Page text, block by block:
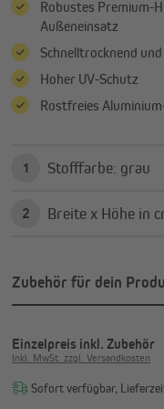
Robustes Premium-
Außeneinsatz
Schnelltrocknend
Hoher UV-Schutz
Rostfreies
1 Stofffarbe: grau
2
Zubehör für dein
Einzelpreis inkl. Zubehör
Inkl. MwSt. zzgl. Versandkosten
Sofort verfügbar,